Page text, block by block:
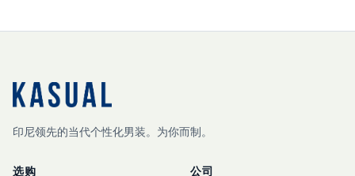
印尼领先的当代个性化男装。为你而制。
选购
公司